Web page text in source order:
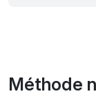
Méthode